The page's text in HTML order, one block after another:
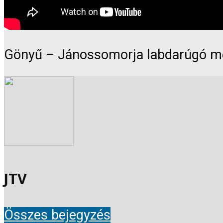
Gönyű – Jánossomorja labdarúgó
JTV
Összes bejegyzés